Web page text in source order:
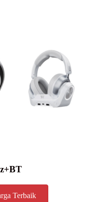
Terbaik